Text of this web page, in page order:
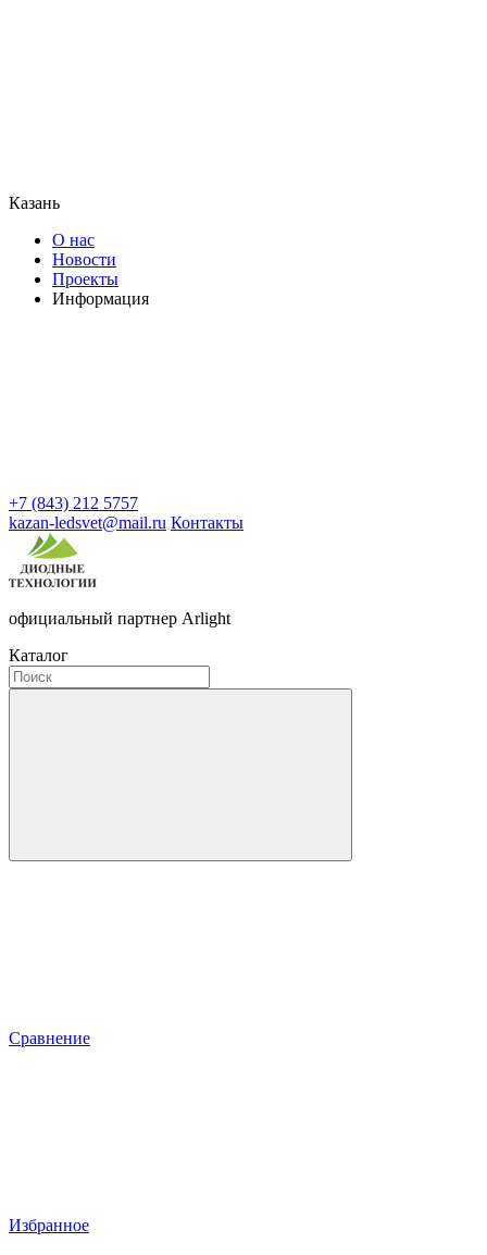
Казань
О нас
Новости
Проекты
Информация
+7 (843) 212 5757
kazan-ledsvet@mail.ru Контакты
официальный партнер Arlight
Каталог
Сравнение
Избранное